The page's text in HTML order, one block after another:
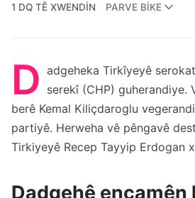
1 DQ TÊ XWENDIN
PARVE BIKE
D adgeheka Tirkîyeyê
serekî (CHP) guherandiye.
berê Kemal Kiliçdaroglu
partiyê. Herweha vê pêngavê
Tirkiyeyê Recep Tayyip Erdogan
Dadgehê encamên